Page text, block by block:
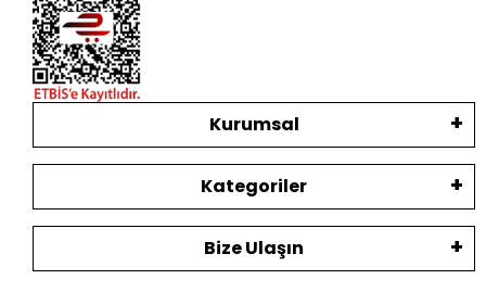
Kurumsal
Kategoriler
Bize Ulaşın